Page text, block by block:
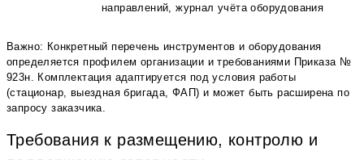
направлений, журнал учёта оборудования
Важно: Конкретный перечень инструментов и оборудования
определяется профилем организации и требованиями Приказа №
923н. Комплектация адаптируется под условия работы
(стационар, выездная бригада, ФАП) и может быть расширена по
запросу заказчика.
Требования к размещению, контролю и